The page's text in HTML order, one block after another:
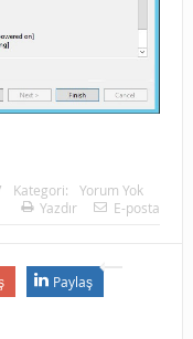
Kategori:
Yorum Yok
Yazdır E-posta
Paylaş